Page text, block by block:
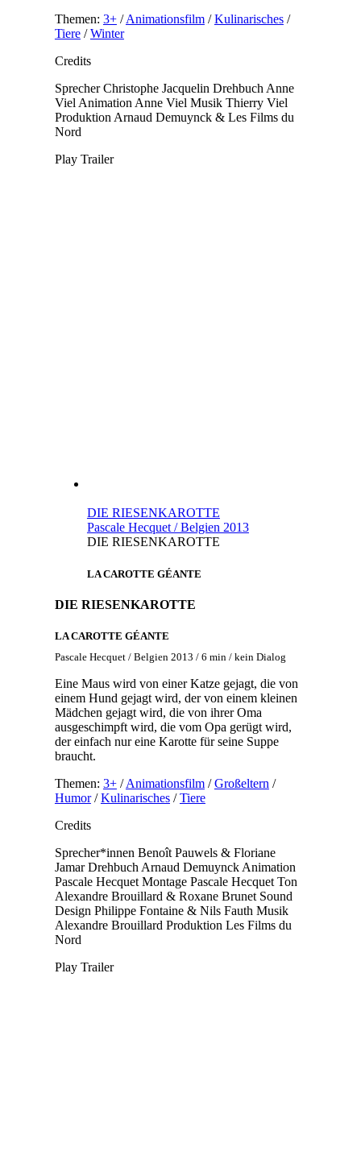
Themen: 3+/Animationsfilm/Kulinarisches/
Tiere/Winter
Credits
Sprecher Christophe Jacquelin Drehbuch Anne
Viel Animation Anne Viel Musik Thierry Viel
Produktion Arnaud Demuynck & Les Films du
Nord
Play Trailer
DIE RIESENKAROTTE
Pascale Hecquet / Belgien 2013
DIE RIESENKAROTTE
LA CAROTTE GÉANTE
DIE RIESENKAROTTE
LA CAROTTE GÉANTE
Pascale Hecquet / Belgien 2013 / 6 min / kein Dialog
Eine Maus wird von einer Katze gejagt, die von
einem Hund gejagt wird, der von einem kleinen
Mädchen gejagt wird, die von ihrer Oma
ausgeschimpft wird, die vom Opa gerügt wird,
der einfach nur eine Karotte für seine Suppe
braucht.
Themen: 3+/Animationsfilm/Großeltern /
Humor/Kulinarisches/Tiere
Credits
Sprecher*innen Benoît Pauwels & Floriane
Jamar Drehbuch Arnaud Demuynck Animation
Pascale Hecquet Montage Pascale Hecquet Ton
Alexandre Brouillard & Roxane Brunet Sound
Design Philippe Fontaine & Nils Fauth Musik
Alexandre Brouillard Produktion Les Films du
Nord
Play Trailer